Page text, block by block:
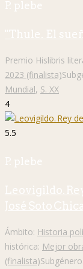
P. plebe
"Thule. El
Premio Hislibris
2023 (finalista)
Mundial, S. XX
4
5.5
P. plebe
Leovigildo.
José Soto
Ámbito: Historia
histórica: Mejor
(finalista)